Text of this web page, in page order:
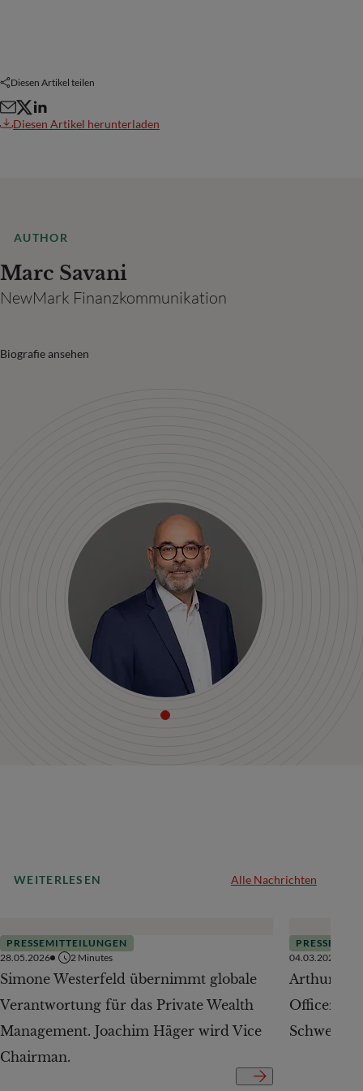
Diesen Artikel teilen
Diesen Artikel herunterladen
AUTHOR
Marc Savani
NewMark Finanzkommunikation
Biografie ansehen
WEITERLESEN Alle Nachrichten
PRESSEMITTEILUNGEN
28.05.2026
2 Minutes
Simone Westerfeld übernimmt globale
Verantwortung für das Private Wealth
Management. Joachim Häger wird Vice
Chairman.
04.03.2026
Arthur
Officer
Schweiz